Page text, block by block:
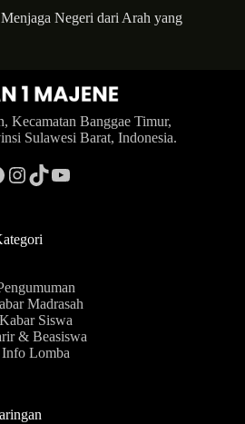
Negeri dari Arah yang
Kecamatan Banggae Timur,
Sulawesi Barat, Indonesia.
Madrasah
Kabar Siswa
& Beasiswa
Info Lomba